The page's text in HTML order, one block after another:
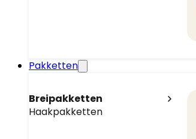
Pakketten
Breipakketten
Haakpakketten